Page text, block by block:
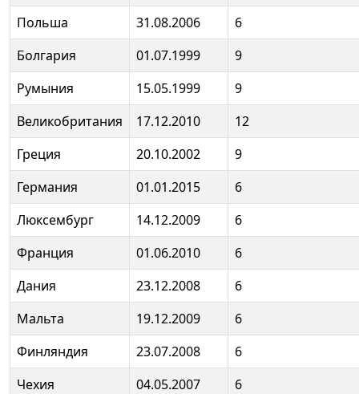
Польша
31.08.2006
6
Болгария
01.07.1999
9
Румыния
15.05.1999
9
Великобритания
17.12.2010
12
Греция
20.10.2002
9
Германия
01.01.2015
6
Люксембург
14.12.2009
6
Франция
01.06.2010
6
Дания
23.12.2008
6
Мальта
19.12.2009
6
Финляндия
23.07.2008
6
Чехия
04.05.2007
6